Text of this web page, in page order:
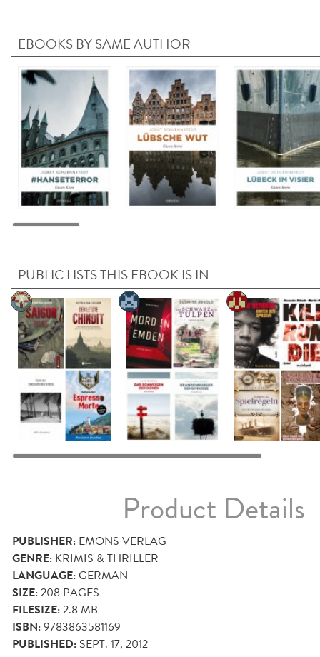
EBOOKS BY SAME AUTHOR
PUBLIC LISTS THIS EBOOK IS IN
Product Details
PUBLISHER: EMONS VERLAG
GENRE: KRIMIS & THRILLER
LANGUAGE:GERMAN
SIZE:208 PAGES
FILESIZE:2.8 MB
ISBN:9783863581169
PUBLISHED: SEPT. 17, 2012